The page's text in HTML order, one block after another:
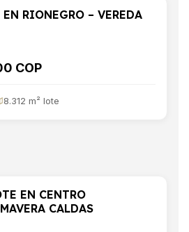
TERRENO
RIONEGRO – VEREDA
COP
8.312 m² lote
EN CENTRO
CALDAS